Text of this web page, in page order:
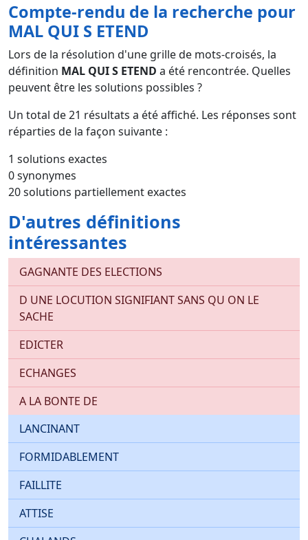
Compte-rendu de la recherche pour
MAL QUI S ETEND
Lors de la résolution d'une grille de mots-croisés, la
définition MAL QUI S ETEND a été rencontrée. Quelles
peuvent être les solutions possibles ?
Un total de21 résultats a été affiché. Les réponses sont
réparties de la façon suivante :
1 solutions exactes
0 synonymes
20 solutions partiellement exactes
D'autres définitions
intéressantes
GAGNANTE DES ELECTIONS
D UNE LOCUTION SIGNIFIANT SANS QU ON LE
SACHE
EDICTER
ECHANGES
A LA BONTE DE
LANCINANT
FORMIDABLEMENT
FAILLITE
ATTISE